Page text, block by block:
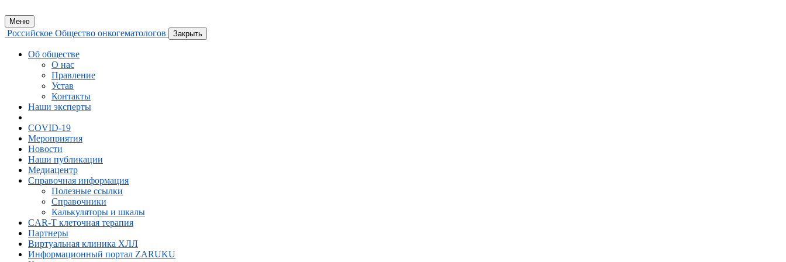
Меню
Российское Общество онкогематологов Закрыть
Об обществе
О нас
Правление
Устав
Контакты
Наши эксперты
COVID-19
Мероприятия
Новости
Наши публикации
Медиацентр
Справочная информация
Полезные ссылки
Справочники
Калькуляторы и шкалы
CAR-Т клеточная терапия
Партнеры
Виртуальная клиника ХЛЛ
Информационный портал ZARUKU